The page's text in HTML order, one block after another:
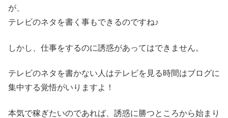
が、
テレビのネタを書く事もできるのですね♪
しかし、仕事をするのに誘惑があってはできません。
テレビのネタを書かない人はテレビを見る時間はブログに
集中する覚悟がいりますよ！
本気で稼ぎたいのであれば、誘惑に勝つところから始まり